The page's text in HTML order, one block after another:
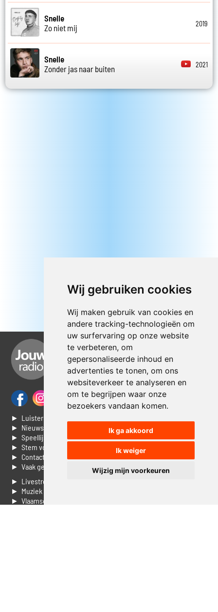
Wij gebruiken cookies
Wij maken gebruik van cookies en
andere tracking-technologieën om
uw surfervaring op onze website
te verbeteren, om
gepersonaliseerde inhoud en
advertenties te tonen, om ons
websiteverkeer te analyseren en
om te begrijpen waar onze
bezoekers vandaan komen.
Ik ga akkoord
Ik weiger
Wijzig mijn voorkeuren
Snelle
Zo niet mij
2019
Snelle
Zonder jas naar buiten
2021
► Luisteren naar Jouwradio
► Nieuws
► Speellijst
► Stem voor de Dag top 3
► Contacteer ons
► Vaak gestelde vragen
► Livestream informatie
► Muziek opzoeken
► Vlaamse 100 Aller tijden